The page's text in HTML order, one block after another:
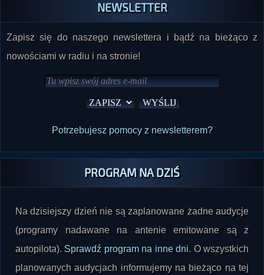
NEWSLETTER
Zapisz się do naszego newslettera i bądź na bieżąco z
nowościami w radiu i na stronie!
Potrzebujesz pomocy z newsletterem?
PROGRAM NA DZIŚ
Na dzisiejszy dzień nie są zaplanowane żadne audycje
(programy nadawane na antenie emitowane są z
autopilota). Sprawdź program na inne dni. O wszystkich
planowanych audycjach informujemy na bieżąco na tej